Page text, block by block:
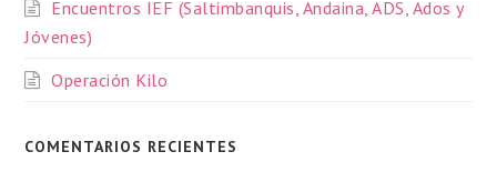
Encuentros IEF (Saltimbanquis, Andaina, ADS, Ados y
Jóvenes)
Operación Kilo
COMENTARIOS RECIENTES